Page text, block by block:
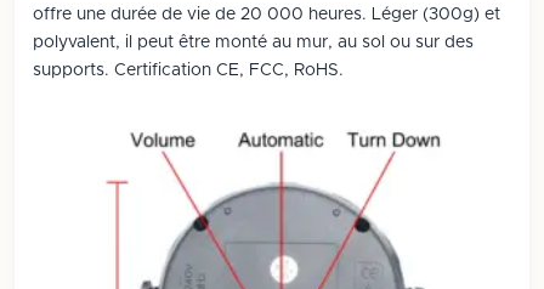
offre une durée de vie de 20 000 heures. Léger (300g) et
polyvalent, il peut être monté au mur, au sol ou sur des
supports. Certification CE, FCC, RoHS.